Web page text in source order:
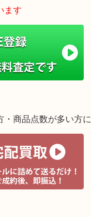
ます
商品点数が多い方